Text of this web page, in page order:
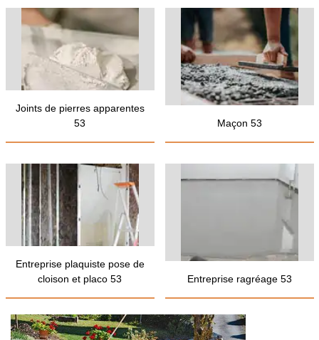
Joints de pierres apparentes
53
Maçon 53
Entreprise plaquiste pose de
cloison et placo 53
Entreprise ragréage 53